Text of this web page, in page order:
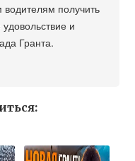
водителям получить
и
Гранта.